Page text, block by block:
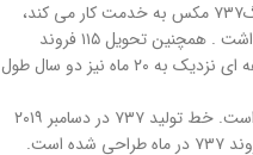
بوئینگ به طور جدی برای بازگرداندن بوئینگ۷۳۷ مکس به خدمت کار می کند،
روندی که تا اوایل سال ۲۰۲۵ ادامه خواهد داشت . همچنین تحویل ۱۱۵ فروند
بوئینگ ۷۸۷ که ساخته شده اما در مدت وقفه ای نزدیک به ۲۰ ماه نیز دو سال طول
افزایش تولید هر خط فرآیندی کند و دشوار است. خط تولید ۷۳۷ در دسامبر ۲۰۱۹